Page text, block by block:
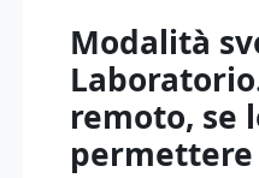
Modalità
remoto, se
permettere